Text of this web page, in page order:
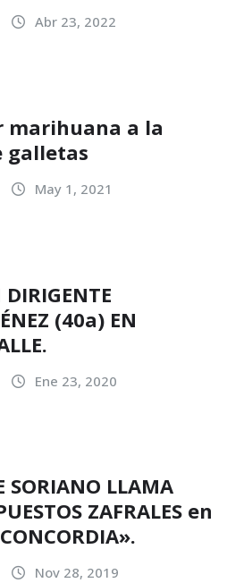
Abr 23, 2022
marihuana a la
galletas
May 1, 2021
DIRIGENTE
(40a) EN
Ene 23, 2020
SORIANO LLAMA
ZAFRALES en
Nov 28, 2019